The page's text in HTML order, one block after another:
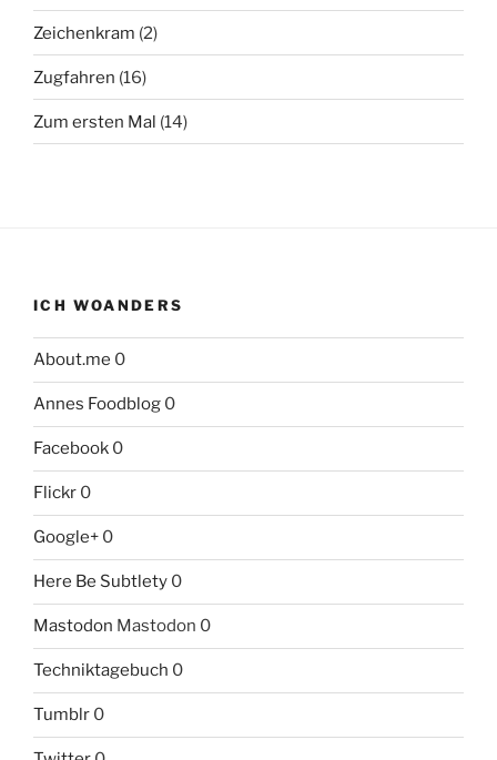
Zeichenkram (2)
Zugfahren (16)
Zum ersten Mal (14)
ICH WOANDERS
About.me 0
Annes Foodblog 0
Facebook 0
Flickr 0
Google+ 0
Here Be Subtlety 0
Mastodon Mastodon 0
Techniktagebuch 0
Tumblr 0